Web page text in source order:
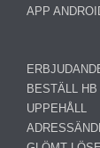
APP
BESTÄLL HB
UPPEHÅLL